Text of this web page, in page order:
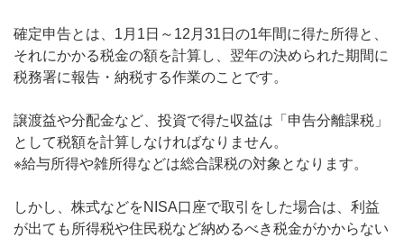
確定申告とは、1月1日～12月31日の1年間に得た所得と、
それにかかる税金の額を計算し、翌年の決められた期間に
税務署に報告・納税する作業のことです。
譲渡益や分配金など、投資で得た収益は「申告分離課税」
として税額を計算しなければなりません。
※給与所得や雑所得などは総合課税の対象となります。
しかし、株式などをNISA口座で取引をした場合は、利益
が出ても所得税や住民税など納めるべき税金がかからない